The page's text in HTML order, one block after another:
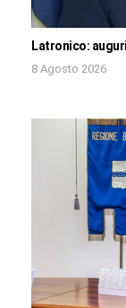
Latronico:
8 Agosto 2026